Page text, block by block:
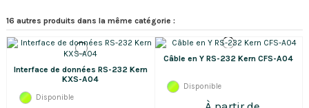
16 autres produits dans la même catégorie :
Interface de données RS-232 Kern
KXS-A04
Disponible
Câble en Y RS-232 Kern CFS-A04
Disponible